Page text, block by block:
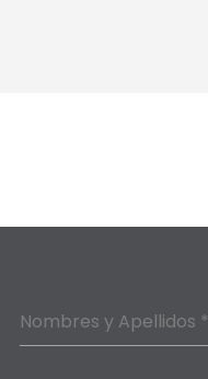
Nombres y Apellidos *